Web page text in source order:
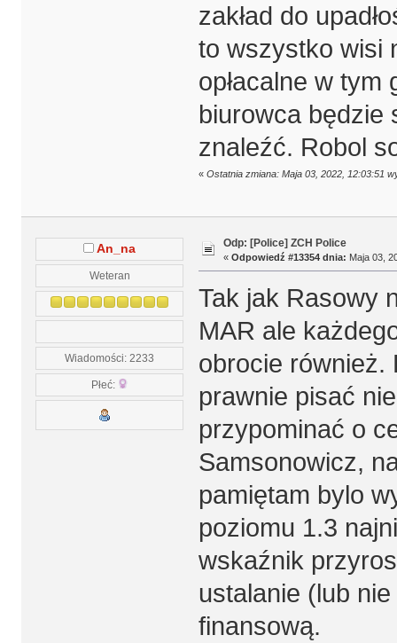
zakład do
to wszystko wisi
opłacalne w
biurowca będzie
znaleźć. Robol
« Ostatnia zmiana: Maja 03, 2022, 12:03:51
An_na
Weteran
Wiadomości: 2233
Płeć:
Odp: [Police] ZCH Police
« Odpowiedź #13354 dnia: Maja 03,
Tak jak Rasowy
MAR ale
obrocie również.
prawnie pisać
przypominać o
Samsonowicz,
pamiętam bylo
poziomu 1.3
wskaźnik
ustalanie (lub
finansową.